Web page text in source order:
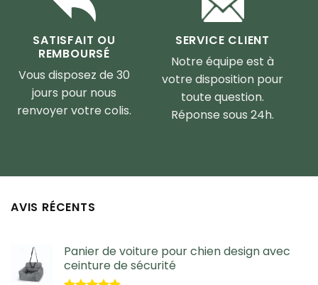
SATISFAIT OU
REMBOURSÉ
Vous disposez de 30
jours pour nous
renvoyer votre colis.
SERVICE CLIENT
Notre équipe est à
votre disposition pour
toute question.
Réponse sous 24h.
AVIS RÉCENTS
Panier de voiture pour chien design avec
ceinture de sécurité